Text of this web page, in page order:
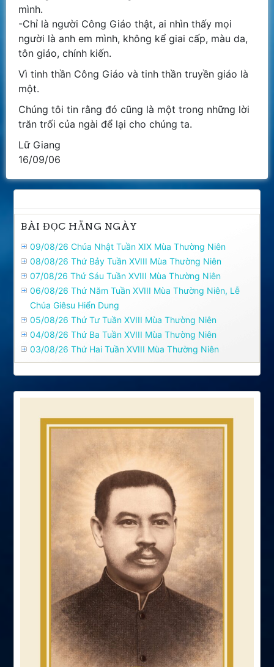
mình.
-Chỉ là người Công Giáo thật, ai nhìn thấy mọi
người là anh em mình, không kể giai cấp, màu da,
tôn giáo, chính kiến.
Vì tinh thần Công Giáo và tinh thần truyền giáo là
một.
Chúng tôi tin rằng đó cũng là một trong những lời
trăn trối của ngài để lại cho chúng ta.
Lữ Giang
16/09/06
BÀI ĐỌC HẰNG NGÀY
09/08/26 Chúa Nhật Tuần XIX Mùa Thường Niên
08/08/26 Thứ Bảy Tuần XVIII Mùa Thường Niên
07/08/26 Thứ Sáu Tuần XVIII Mùa Thường Niên
06/08/26 Thứ Năm Tuần XVIII Mùa Thường Niên, Lễ
Chúa Giêsu Hiển Dung
05/08/26 Thứ Tư Tuần XVIII Mùa Thường Niên
04/08/26 Thứ Ba Tuần XVIII Mùa Thường Niên
03/08/26 Thứ Hai Tuần XVIII Mùa Thường Niên